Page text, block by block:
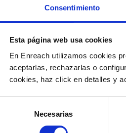
Consentimiento
Esta página web usa cookies
En Enreach utilizamos cookies
aceptarlas, rechazarlas o
cookies, haz click en detalles y
consentimiento
Necesarias
moment i els
dispositiu amb
5.- Supervisió
empreses poden
productivitat i alts
6.- Sistemes
per un disseny
beneficiïn de la